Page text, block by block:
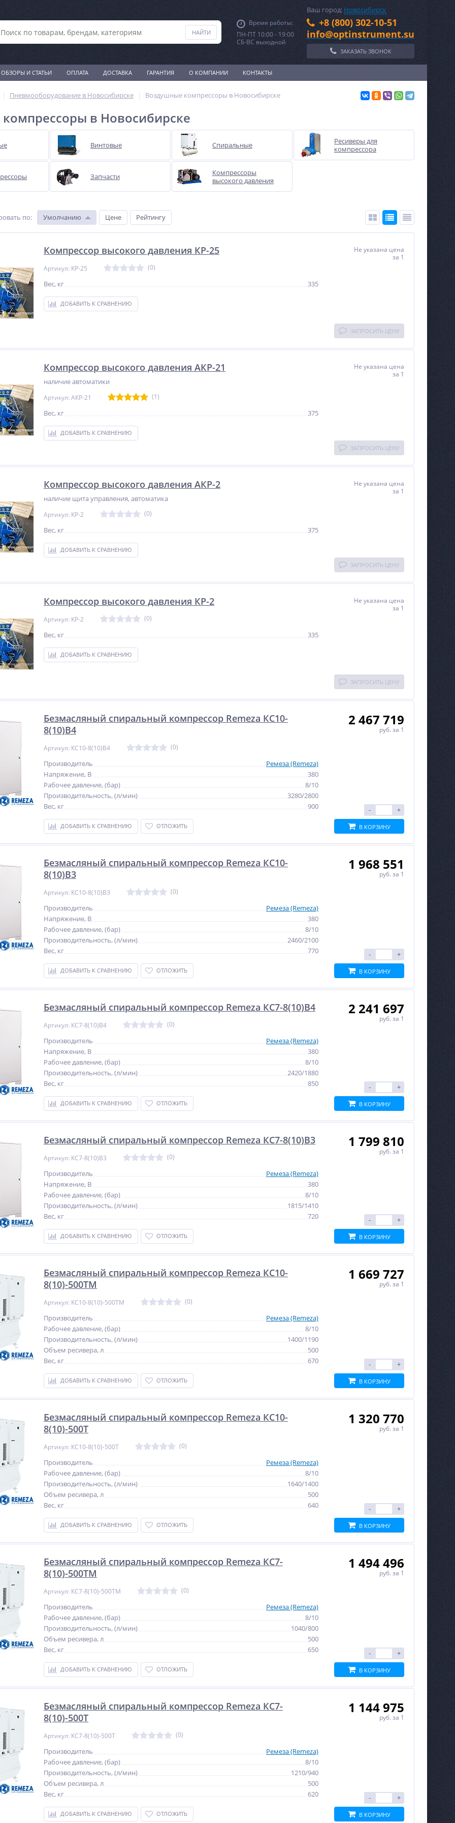
Время работы:
ПН-ПТ 10:00 - 19:00
СБ-ВС выходной
Ваш город: Новосибирск
+8 (800) 302-10-51
info@optinstrument.su
ЗАКАЗАТЬ ЗВОНОК
ОБЗОРЫ И СТАТЬИ ОПЛАТА ДОСТАВКА ГАРАНТИЯ О КОМПАНИИ КОНТАКТЫ
ХИТ
Мультипликатор
индустриальный
пневматический прямого
типа WAVOR PSW-06
496 791
ХИТ
%
Сварочный полуавтомат
16 675
ХИТ
Сварочный полуавтомат
17 940
ХИТ
Пневмооборудование в Новосибирске Воздушные компрессоры в Новосибирске
в Новосибирске
Винтовые Спиральные
Ресиверы для
компрессора
Запчасти
Компрессоры
высокого давления
по: Умолчанию Цене Рейтингу
Компрессор высокого давления КР-25
Артикул: КР-25 (0)
Вес, кг 335
ДОБАВИТЬ К СРАВНЕНИЮ
Не указана цена
за 1
ЗАПРОСИТЬ ЦЕНУ
Компрессор высокого давления АКР-21
наличие автоматики
Артикул: АКР-21 (1)
Вес, кг 375
ДОБАВИТЬ К СРАВНЕНИЮ
Не указана цена
за 1
ЗАПРОСИТЬ ЦЕНУ
Компрессор высокого давления АКР-2
наличие щита управления, автоматика
Артикул: КР-2 (0)
Вес, кг 375
ДОБАВИТЬ К СРАВНЕНИЮ
Не указана цена
за 1
ЗАПРОСИТЬ ЦЕНУ
Компрессор высокого давления КР-2
Артикул: КР-2 (0)
Вес, кг 335
ДОБАВИТЬ К СРАВНЕНИЮ
Не указана цена
за 1
ЗАПРОСИТЬ ЦЕНУ
Безмасляный спиральный компрессор Remeza КС10-
8(10)В4
Артикул: КС10-8(10)В4 (0)
Производитель
Ремеза (Remeza)
Напряжение, В
380
Рабочее давление, (бар)
8/10
Производительность, (л/мин)
3280/2800
Вес, кг
900
ДОБАВИТЬ К СРАВНЕНИЮ ОТЛОЖИТЬ
2 467 719
руб. за 1
+
-
В КОРЗИНУ
Безмасляный спиральный компрессор Remeza КС10-
8(10)В3
Артикул: КС10-8(10)В3 (0)
Производитель
Ремеза (Remeza)
Напряжение, В
380
Рабочее давление, (бар)
8/10
Производительность, (л/мин)
2460/2100
Вес, кг
770
ДОБАВИТЬ К СРАВНЕНИЮ ОТЛОЖИТЬ
1 968 551
руб. за 1
+
-
В КОРЗИНУ
Безмасляный спиральный компрессор Remeza КС7-8(10)В4
Артикул: КС7-8(10)В4 (0)
Производитель
Ремеза (Remeza)
Напряжение, В
380
Рабочее давление, (бар)
8/10
Производительность, (л/мин)
2420/1880
Вес, кг
850
ДОБАВИТЬ К СРАВНЕНИЮ ОТЛОЖИТЬ
2 241 697
руб. за 1
+
-
В КОРЗИНУ
Безмасляный спиральный компрессор Remeza КС7-8(10)В3
Артикул: КС7-8(10)В3 (0)
Производитель
Ремеза (Remeza)
Напряжение, В
380
Рабочее давление, (бар)
8/10
Производительность, (л/мин)
1815/1410
Вес, кг
720
ДОБАВИТЬ К СРАВНЕНИЮ ОТЛОЖИТЬ
1 799 810
руб. за 1
+
-
В КОРЗИНУ
Безмасляный спиральный компрессор Remeza КС10-
8(10)-500ТМ
Артикул: КС10-8(10)-500ТМ (0)
Производитель
Ремеза (Remeza)
Рабочее давление, (бар)
8/10
Производительность, (л/мин)
1400/1190
Объем ресивера, л
500
Вес, кг
670
ДОБАВИТЬ К СРАВНЕНИЮ ОТЛОЖИТЬ
1 669 727
руб. за 1
+
-
В КОРЗИНУ
Безмасляный спиральный компрессор Remeza КС10-
8(10)-500Т
Артикул: КС10-8(10)-500Т (0)
Производитель
Ремеза (Remeza)
Рабочее давление, (бар)
8/10
Производительность, (л/мин)
1640/1400
Объем ресивера, л
500
Вес, кг
640
ДОБАВИТЬ К СРАВНЕНИЮ ОТЛОЖИТЬ
1 320 770
руб. за 1
+
-
В КОРЗИНУ
Безмасляный спиральный компрессор Remeza КС7-
8(10)-500ТМ
Артикул: КС7-8(10)-500ТМ (0)
Производитель
Ремеза (Remeza)
Рабочее давление, (бар)
8/10
Производительность, (л/мин)
1040/800
Объем ресивера, л
500
Вес, кг
650
ДОБАВИТЬ К СРАВНЕНИЮ ОТЛОЖИТЬ
1 494 496
руб. за 1
+
-
В КОРЗИНУ
Безмасляный спиральный компрессор Remeza КС7-
8(10)-500Т
Артикул: КС7-8(10)-500Т (0)
Производитель
Ремеза (Remeza)
Рабочее давление, (бар)
8/10
Производительность, (л/мин)
1210/940
Объем ресивера, л
500
Вес, кг
620
ДОБАВИТЬ К СРАВНЕНИЮ ОТЛОЖИТЬ
1 144 975
руб. за 1
+
-
В КОРЗИНУ